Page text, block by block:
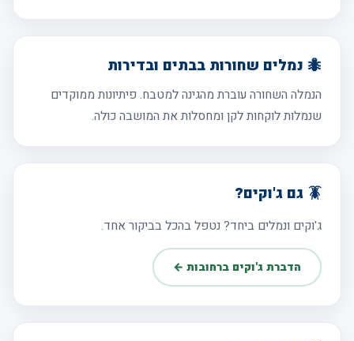
🐜 נמלים שחורות בבתים ובדירות
הנמלה השחורה עוברת מהגינה למטבח. פיתיונות ממוקדים
שנמלות לוקחות לקן ומחסלות את המושבה כולה.
🪳 גם ג'וקים?
ג'וקים ונמלים ביחד? נטפל בהכל בביקור אחד.
הדברת ג'וקים ברחובות ←